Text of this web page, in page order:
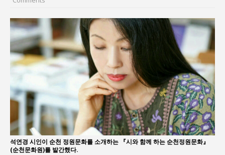
통일 지향 2국가론: 한반도 평화의 새로운 길
강산건설 박재윤 강제추행 사건, 무엇이 문제인가?
한국지방재정공제회, 2026년 정기 승진 인사 발표
석연경 시인이 순천 정원문화를 소개하는 『시와 함께 하는 순천정원문화』
(순천문화원)를 발간했다.